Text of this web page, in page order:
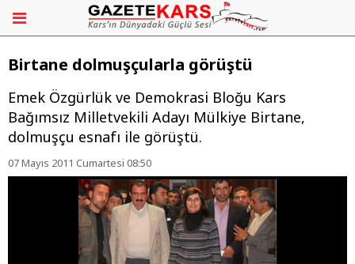
Birtane dolmuşçularla görüştü
Emek Özgürlük ve Demokrasi Bloğu Kars
Bağımsız Milletvekili Adayı Mülkiye Birtane,
dolmuşçu esnafı ile görüştü.
07 Mayıs 2011 Cumartesi 08:50